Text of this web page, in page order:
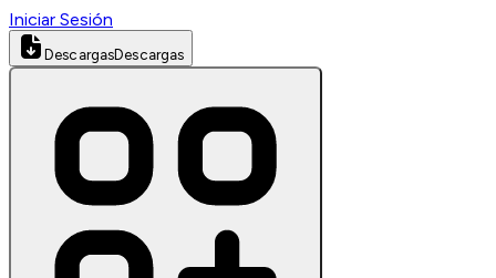
Iniciar Sesión
DescargasDescargas